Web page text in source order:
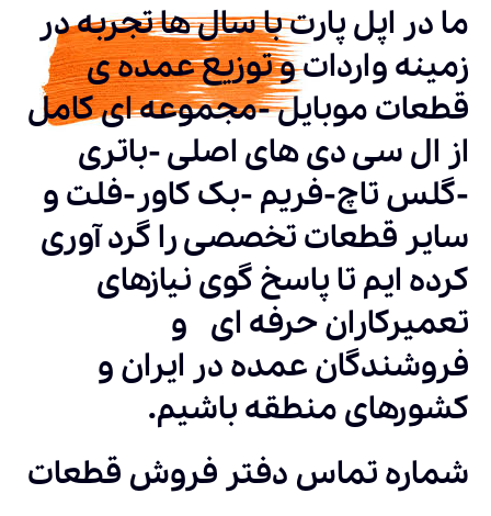
ما در اپل پارت با سال ها تجربه در
زمینه واردات و توزیع عمده ی
قطعات موبایل -مجموعه ای کامل
از ال سی دی های اصلی -باتری
-گلس تاچ-فریم -بک کاور-فلت و
سایر قطعات تخصصی را گرد آوری
کرده ایم تا پاسخ گوی نیازهای
تعمیرکاران حرفه ای و
فروشندگان عمده در ایران و
کشورهای منطقه باشیم.
شماره تماس دفتر فروش قطعات